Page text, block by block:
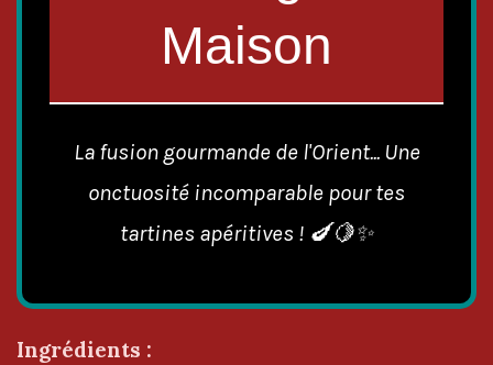
Maison
La fusion gourmande de l'Orient... Une
onctuosité incomparable pour tes
tartines apéritives ! 🍆🍋✨
Ingrédients :